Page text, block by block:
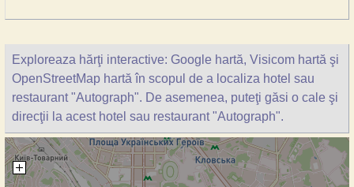
Exploreaza hărţi interactive: Google hartă, Visicom hartă şi
OpenStreetMap hartă în scopul de a localiza hotel sau
restaurant "Autograph". De asemenea, puteţi găsi o cale şi
direcţii la acest hotel sau restaurant "Autograph".